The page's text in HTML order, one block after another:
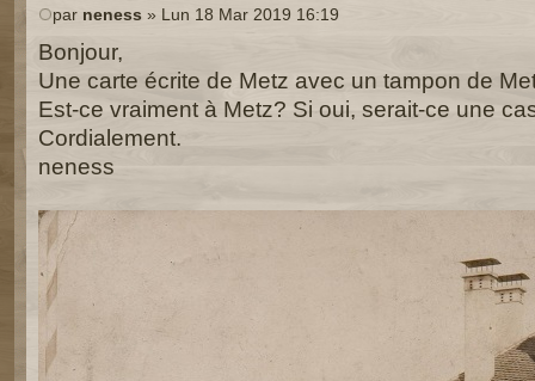
par neness » Lun 18 Mar 2019 16:19
Bonjour,
Une carte écrite de Metz avec un tampon de
Est-ce vraiment à Metz? Si oui, serait-ce une
Cordialement.
neness